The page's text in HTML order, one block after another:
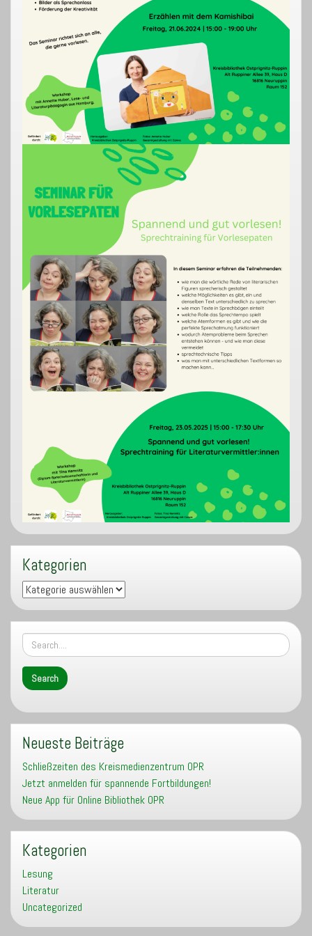
Kategorien
Kategorien
Neueste Beiträge
Schließzeiten des Kreismedienzentrum OPR
Jetzt anmelden für spannende Fortbildungen!
Neue App für Online Bibliothek OPR
Kategorien
Lesung
Literatur
Uncategorized